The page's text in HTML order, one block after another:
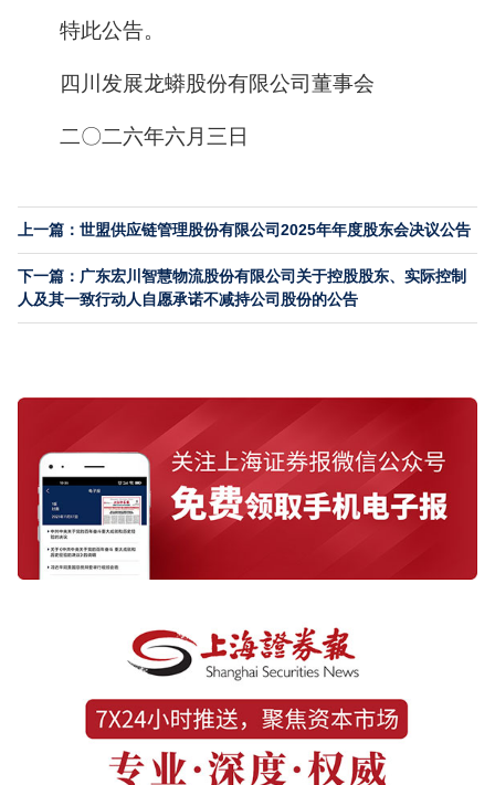
特此公告。
四川发展龙蟒股份有限公司董事会
二〇二六年六月三日
上一篇：世盟供应链管理股份有限公司2025年年度股东会决议公告
下一篇：广东宏川智慧物流股份有限公司关于控股股东、实际控制
人及其一致行动人自愿承诺不减持公司股份的公告